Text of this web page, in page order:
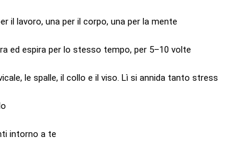
il lavoro, una per il corpo, una per la mente
ed espira per lo stesso tempo, per 5–10 volte
le spalle, il collo e il viso. Lì si annida tanto stress
intorno a te